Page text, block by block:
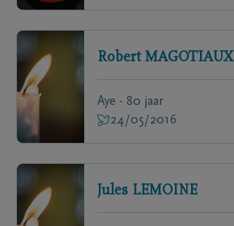
Robert MAGOTIAUX
Aye - 80 jaar
24/05/2016
Jules LEMOINE